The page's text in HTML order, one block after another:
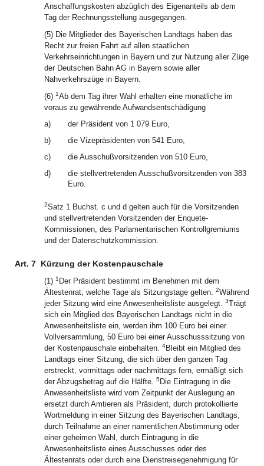
Anschaffungskosten abzüglich des Eigenanteils ab dem
Tag der Rechnungsstellung ausgegangen.
(5) Die Mitglieder des Bayerischen Landtags haben das
Recht zur freien Fahrt auf allen staatlichen
Verkehrseinrichtungen in Bayern und zur Nutzung aller Züge
der Deutschen Bahn AG in Bayern sowie aller
Nahverkehrszüge in Bayern.
(6) 1Ab dem Tag ihrer Wahl erhalten eine monatliche im
voraus zu gewährende Aufwandsentschädigung
a)
der Präsident von 1 079 Euro,
b)
die Vizepräsidenten von 541 Euro,
c)
die Ausschußvorsitzenden von 510 Euro,
d)
die stellvertretenden Ausschußvorsitzenden von 383
Euro.
2Satz 1 Buchst. c und d gelten auch für die Vorsitzenden
und stellvertretenden Vorsitzenden der Enquete-
Kommissionen, des Parlamentarischen Kontrollgremiums
und der Datenschutzkommission.
Art. 7 Kürzung der Kostenpauschale
(1) 1 Der Präsident bestimmt im Benehmen mit dem
Ältestenrat, welche Tage als Sitzungstage gelten. 2Während
jeder Sitzung wird eine Anwesenheitsliste ausgelegt. 3Trägt
sich ein Mitglied des Bayerischen Landtags nicht in die
Anwesenheitsliste ein, werden ihm 100 Euro bei einer
Vollversammlung, 50 Euro bei einer Ausschusssitzung von
der Kostenpauschale einbehalten. 4Bleibt ein Mitglied des
Landtags einer Sitzung, die sich über den ganzen Tag
erstreckt, vormittags oder nachmittags fern, ermäßigt sich
der Abzugsbetrag auf die Hälfte. 5 Die Eintragung in die
Anwesenheitsliste wird vom Zeitpunkt der Auslegung an
ersetzt durch Amtieren als Präsident, durch protokollierte
Wortmeldung in einer Sitzung des Bayerischen Landtags,
durch Teilnahme an einer namentlichen Abstimmung oder
einer geheimen Wahl, durch Eintragung in die
Anwesenheitsliste eines Ausschusses oder des
Ältestenrats oder durch eine Dienstreisegenehmigung für